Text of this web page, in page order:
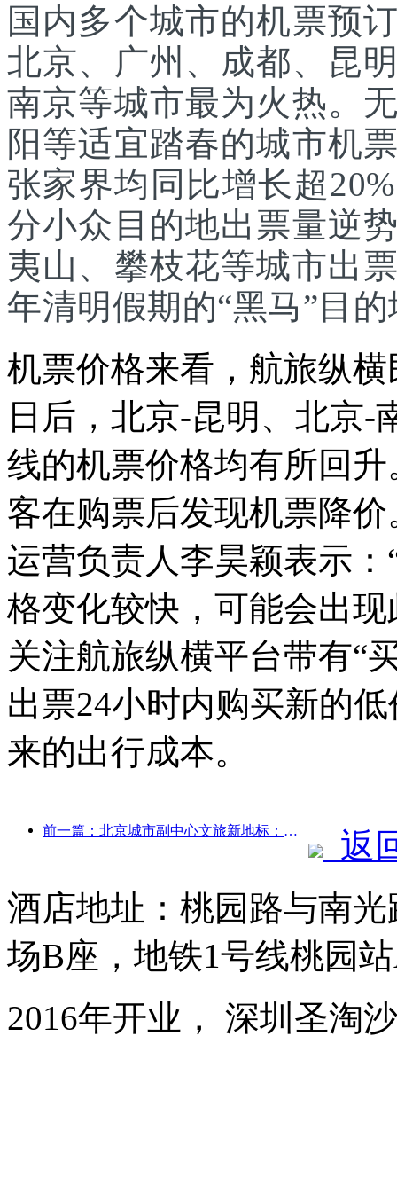
国内多个城市的机票预
北京、广州、成都、昆
南京等城市最为火热。
阳等适宜踏春的城市机
张家界均同比增长超
分小众目的地出票量逆
夷山、攀枝花等城市出
年清明假期的“黑马”目
机票价格来看，航旅纵
日后，北京-昆明、北京-
线的机票价格均有所回
客在购票后发现机票降
运营负责人李昊颖表示
格变化较快，可能会出
关注航旅纵横平台带有“
出票24小时内购买新的
来的出行成本。
前一篇：北京城市副中心文旅新地标：顶点公园将于今年正式亮相
返
酒店地址：桃园路与南
场B座，地铁1号线桃园
2016年开业， 深圳圣